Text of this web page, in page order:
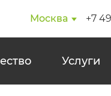
Москва +7
Услуги